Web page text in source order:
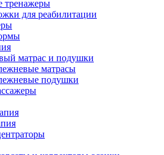
тренажеры
для реабилитации
матрас и подушки
матрасы
подушки